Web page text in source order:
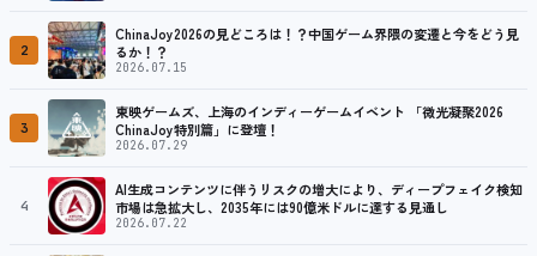
2
ChinaJoy2026の見どころは！？中国ゲーム界隈の変遷と今をどう見
るか！？
2026.07.15
3
東映ゲームズ、上海のインディーゲームイベント 「微光凝聚2026
ChinaJoy特別篇」に登壇！
2026.07.29
4
AI生成コンテンツに伴うリスクの増大により、ディープフェイク検知
市場は急拡大し、2035年には90億米ドルに達する見通し
2026.07.22